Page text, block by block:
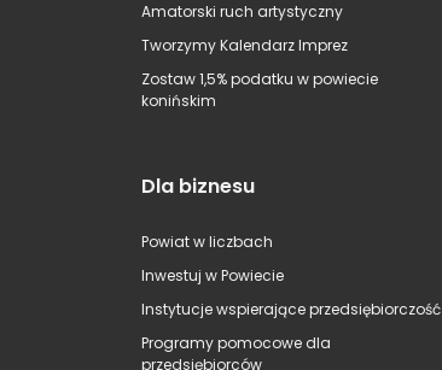
Amatorski ruch artystyczny
Tworzymy Kalendarz Imprez
Zostaw 1,5% podatku w powiecie
konińskim
Dla biznesu
Powiat w liczbach
Inwestuj w Powiecie
Instytucje wspierające przedsiębiorczość
Programy pomocowe dla
przedsiębiorców